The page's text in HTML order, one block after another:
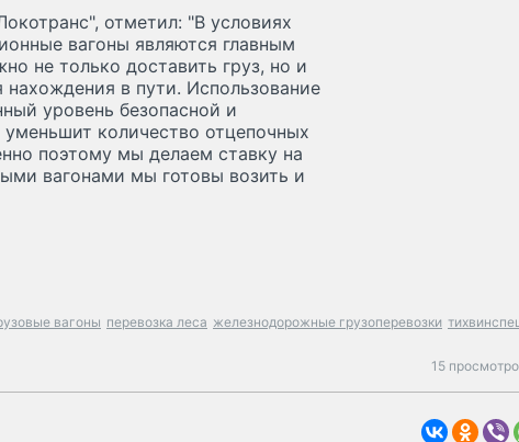
отметил: "В условиях
вагоны являются главным
не только доставить груз, но и
в пути. Использование
уровень безопасной и
количество отцепочных
поэтому мы делаем ставку на
вагонами мы готовы возить и
вагоны перевозка леса железнодорожные грузоперевозки
15